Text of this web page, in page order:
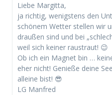
Liebe Margitta,
ja richtig, wenigstens den
schönem Wetter stellen wir
draußen sind und bei
weil sich keiner raustraut! 😉
Ob ich ein Magnet bin …
eher nicht! Genieße deine
alleine bist! 😎
LG Manfred